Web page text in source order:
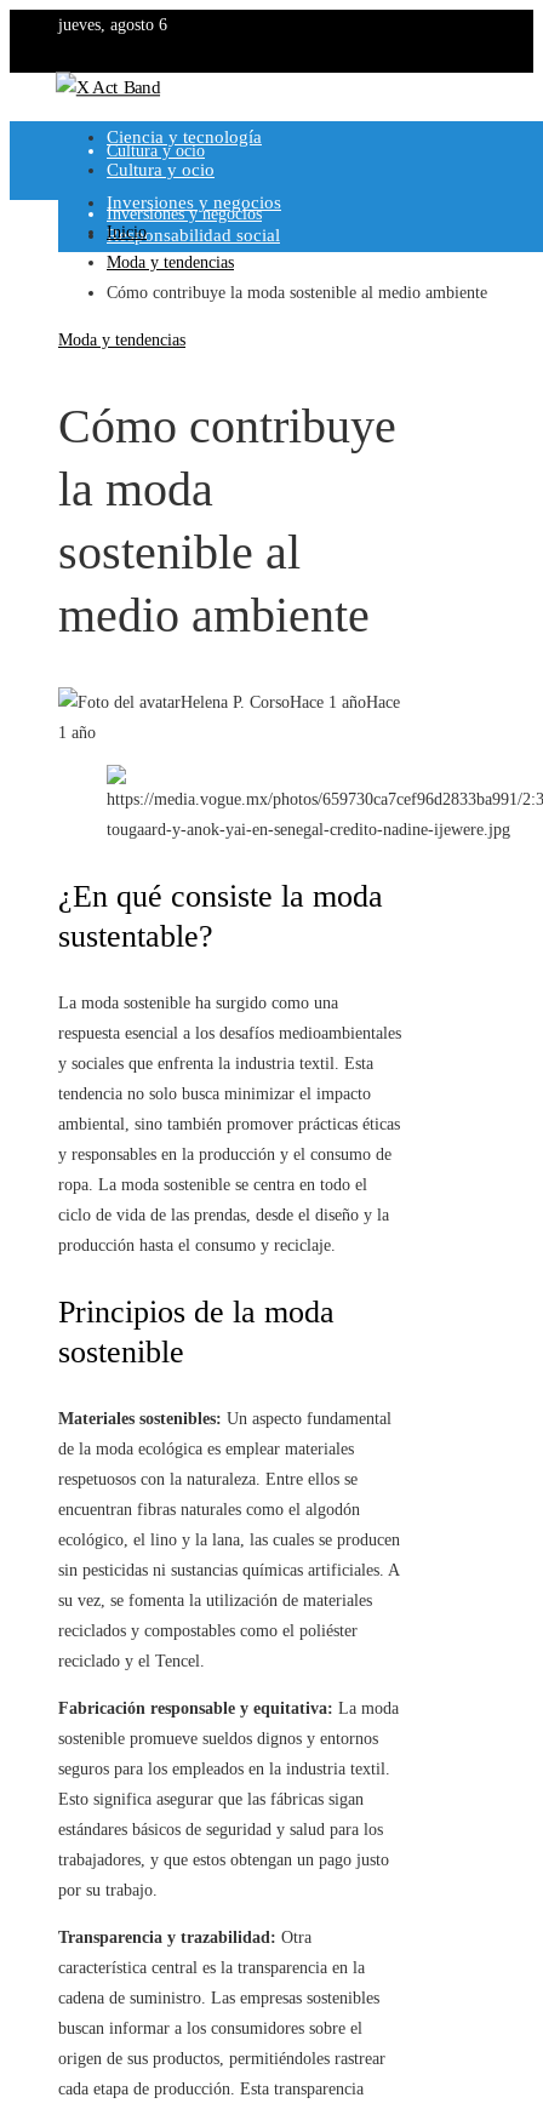
jueves, agosto 6
Ciencia y tecnología
Cultura y ocio
Inversiones y negocios
Responsabilidad social
Ciencia y tecnología
Cultura y ocio
Inversiones y negocios
Responsabilidad social
Inicio
Moda y tendencias
Cómo contribuye la moda sostenible al medio ambiente
Moda y tendencias
Cómo contribuye
la moda
sostenible al
medio ambiente
Helena P. CorsoHace 1 añoHace
1 año
¿En qué consiste la moda
sustentable?
La moda sostenible ha surgido como una
respuesta esencial a los desafíos medioambientales
y sociales que enfrenta la industria textil. Esta
tendencia no solo busca minimizar el impacto
ambiental, sino también promover prácticas éticas
y responsables en la producción y el consumo de
ropa. La moda sostenible se centra en todo el
ciclo de vida de las prendas, desde el diseño y la
producción hasta el consumo y reciclaje.
Principios de la moda
sostenible
Materiales sostenibles: Un aspecto fundamental
de la moda ecológica es emplear materiales
respetuosos con la naturaleza. Entre ellos se
encuentran fibras naturales como el algodón
ecológico, el lino y la lana, las cuales se producen
sin pesticidas ni sustancias químicas artificiales. A
su vez, se fomenta la utilización de materiales
reciclados y compostables como el poliéster
reciclado y el Tencel.
Fabricación responsable y equitativa: La moda
sostenible promueve sueldos dignos y entornos
seguros para los empleados en la industria textil.
Esto significa asegurar que las fábricas sigan
estándares básicos de seguridad y salud para los
trabajadores, y que estos obtengan un pago justo
por su trabajo.
Transparencia y trazabilidad: Otra
característica central es la transparencia en la
cadena de suministro. Las empresas sostenibles
buscan informar a los consumidores sobre el
origen de sus productos, permitiéndoles rastrear
cada etapa de producción. Esta transparencia